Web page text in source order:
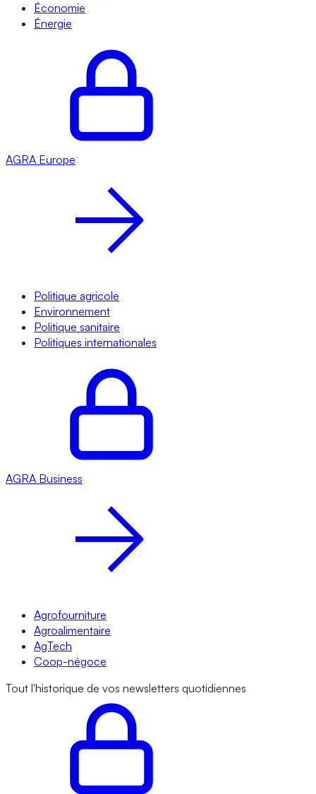
Économie
Énergie
AGRA Europe
Politique agricole
Environnement
Politique sanitaire
Politiques internationales
AGRA Business
Agrofourniture
Agroalimentaire
AgTech
Coop-négoce
Tout l'historique de vos newsletters quotidiennes